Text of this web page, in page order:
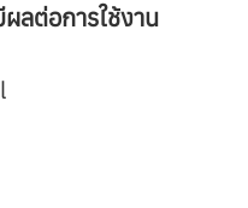
ลต่อการใช้งาน